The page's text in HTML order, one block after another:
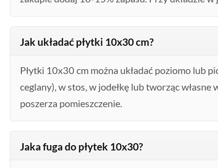
Jak układać płytki 10x30 cm?
Płytki 10x30 cm można układać poziomo lub
ceglany), w stos, w jodełkę lub tworząc własne
poszerza pomieszczenie.
Jaka fuga do płytek 10x30?